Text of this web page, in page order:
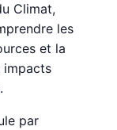
Climat,
les
et la
impacts
par